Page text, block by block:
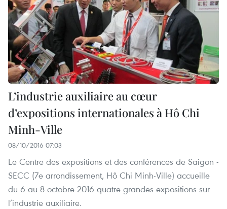
L’industrie auxiliaire au cœur
d’expositions internationales à Hô Chi
Minh-Ville
08/10/2016 07:03
Le Centre des expositions et des conférences de Saigon -
SECC (7e arrondissement, Hô Chi Minh-Ville) accueille
du 6 au 8 octobre 2016 quatre grandes expositions sur
l’industrie auxiliaire.